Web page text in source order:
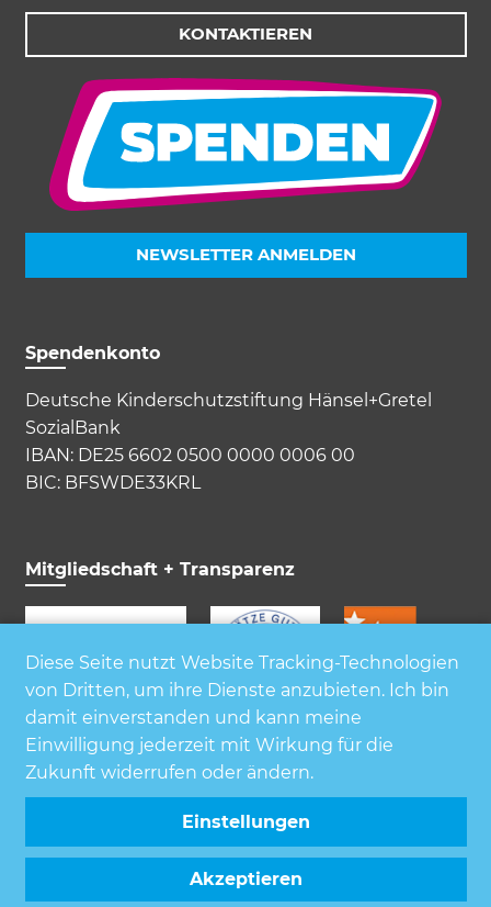
KONTAKTIEREN
NEWSLETTER ANMELDEN
Spendenkonto
Deutsche Kinderschutzstiftung Hänsel+Gretel
SozialBank
IBAN: DE25 6602 0500 0000 0006 00
BIC: BFSWDE33KRL
Mitgliedschaft + Transparenz
Diese Seite nutzt Website Tracking-Technologien
von Dritten, um ihre Dienste anzubieten. Ich bin
damit einverstanden und kann meine
Einwilligung jederzeit mit Wirkung für die
Zukunft widerrufen oder ändern.
Einstellungen
Akzeptieren